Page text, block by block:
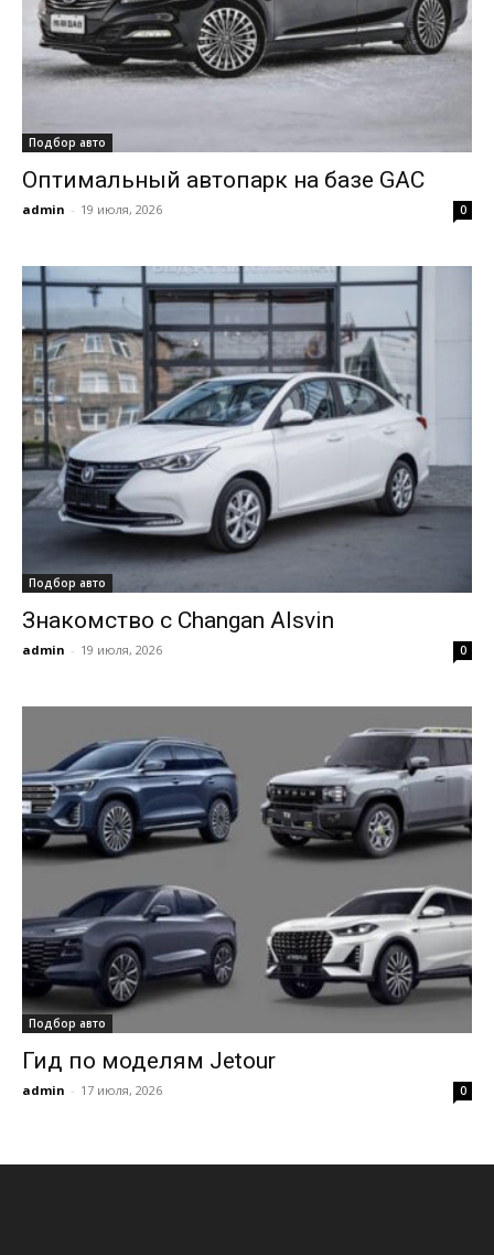
Подбор авто
Оптимальный автопарк на базе GAC
admin - 19 июля, 2026 0
Подбор авто
Знакомство с Changan Alsvin
admin - 19 июля, 2026 0
Подбор авто
Гид по моделям Jetour
admin - 17 июля, 2026 0